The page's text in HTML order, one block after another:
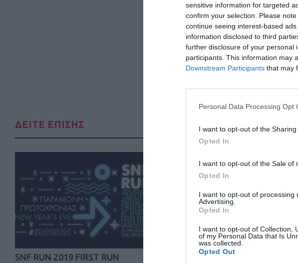
sensitive information for targeted
confirm your selection. Please
continue seeing interest-based
information disclosed to third
further disclosure of your personal
participants. This information may
Downstream Participants that may
Personal Data Processing Opt
I want to opt-out of the
Opted In
I want to opt-out of the Sale of
Opted In
I want to opt-out of processing
Advertising.
Opted In
I want to opt-out of Collection,
of my Personal Data that Is
was collected.
Opted Out
ΔΕΙΤΕ ΕΠΙΣΗΣ
SNF RUN 2019 FIRST RUN Hydra’s Trail Event 2024